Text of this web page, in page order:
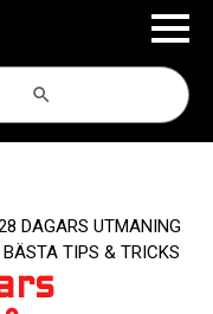
DAGARS UTMANING
TIPS & TRICKS